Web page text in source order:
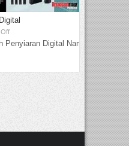
Digital Nama